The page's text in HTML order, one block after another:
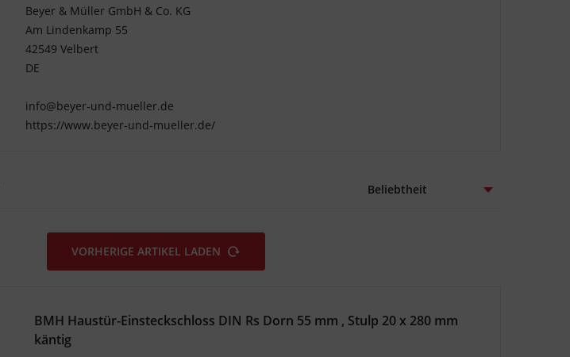
Beyer & Müller GmbH & Co. KG
Am Lindenkamp 55
42549 Velbert
DE
info@beyer-und-mueller.de
https://www.beyer-und-mueller.de/
VORHERIGE ARTIKEL LADEN
BMH Haustür-Einsteckschloss DIN Rs Dorn 55 mm , Stulp 20 x 280 mm
käntig